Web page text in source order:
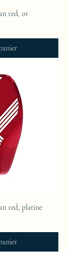
red, or
red, platine